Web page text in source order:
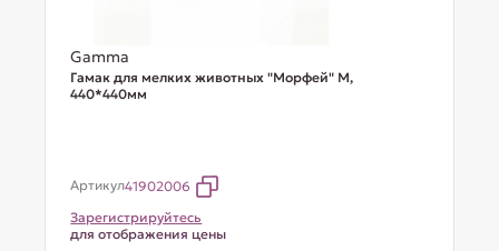
Gamma
Гамак для мелких животных "Морфей" М,
440*440мм
Артикул41902006
Зарегистрируйтесь
для отображения цены